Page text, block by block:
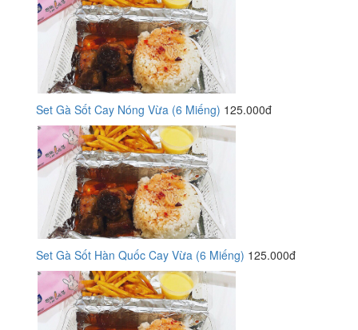
Set Gà Sốt Cay Nóng Vừa (6 Miếng) 125.000đ
Set Gà Sốt Hàn Quốc Cay Vừa (6 Miếng) 125.000đ